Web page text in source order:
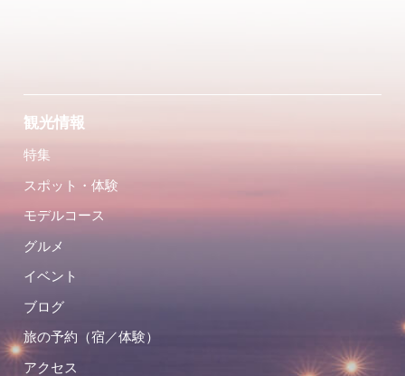
観光情報
特集
スポット・体験
モデルコース
グルメ
イベント
ブログ
旅の予約（宿／体験）
アクセス